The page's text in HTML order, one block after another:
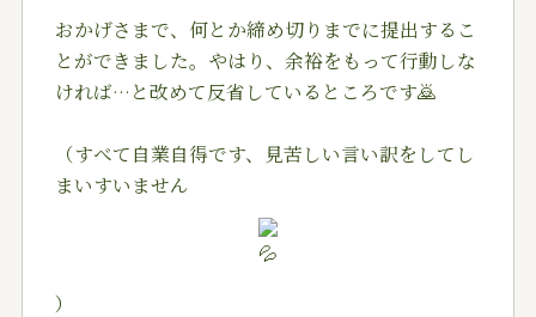
おかげさまで、何とか締め切りまでに提出するこ
とができました。やはり、余裕をもって行動しな
ければ…と改めて反省しているところです🙇‍
（すべて自業自得です、見苦しい言い訳をしてし
まいすいません
）